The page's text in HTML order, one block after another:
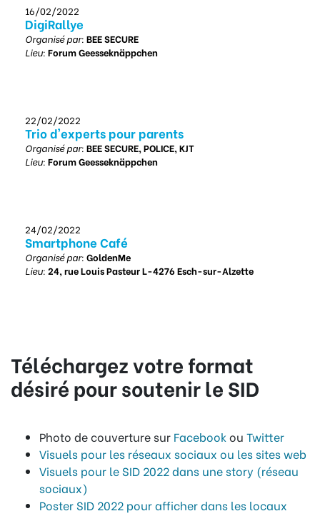
16/02/2022
DigiRallye
Organisé par: BEE SECURE
Lieu: Forum Geesseknäppchen
22/02/2022
Trio d'experts pour parents
Organisé par: BEE SECURE, POLICE, KJT
Lieu: Forum Geesseknäppchen
24/02/2022
Smartphone Café
Organisé par: GoldenMe
Lieu: 24, rue Louis Pasteur L-4276 Esch-sur-Alzette
Téléchargez votre format
désiré pour soutenir le SID
Photo de couverture sur Facebookou Twitter
Visuels pour les réseaux sociaux ou les sites web
Visuels pour le SID 2022 dans une story (réseau
sociaux)
Poster SID 2022 pour afficher dans les locaux